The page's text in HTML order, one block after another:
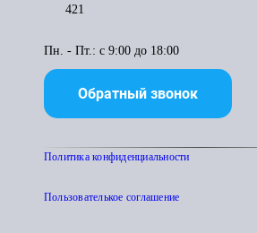
421
Пн. - Пт.: с 9:00 до 18:00
Обратный звонок
Политика конфиденциальности
Пользователькое соглашение